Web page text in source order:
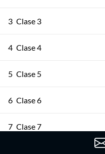
3 Clase 3
4 Clase 4
5 Clase 5
6 Clase 6
7 Clase 7